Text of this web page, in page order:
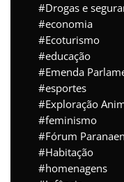
Drogas e
economia
Ecoturismo
educação
Emenda
esportes
Exploração
feminismo
Fórum
Habitação
homenagens